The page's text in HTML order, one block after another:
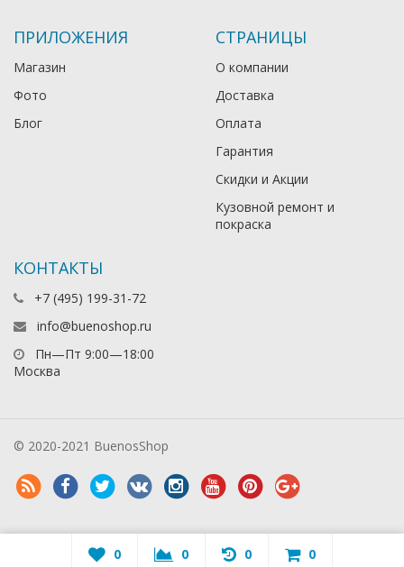
ПРИЛОЖЕНИЯ
Магазин
Фото
Блог
СТРАНИЦЫ
О компании
Доставка
Оплата
Гарантия
Скидки и Акции
Кузовной ремонт и
покраска
КОНТАКТЫ
+7 (495) 199-31-72
info@buenoshop.ru
Пн—Пт 9:00—18:00
Москва
© 2020-2021 BuenosShop
0 0 0 0